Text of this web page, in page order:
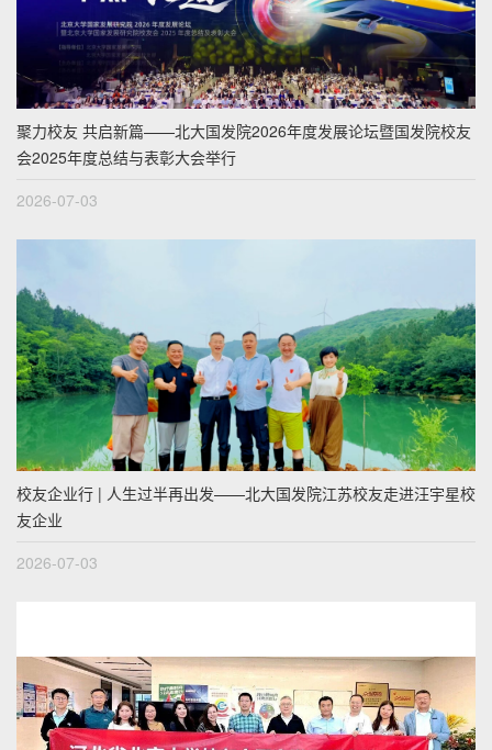
聚力校友 共启新篇——北大国发院2026年度发展论坛暨国发院校友
会2025年度总结与表彰大会举行
2026-07-03
校友企业行 | 人生过半再出发——北大国发院江苏校友走进汪宇星校
友企业
2026-07-03